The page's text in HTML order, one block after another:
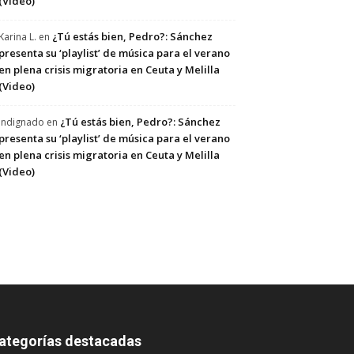
L. en ¿Tú estás bien, Pedro?: Sánchez
su ‘playlist’ de música para el verano
plena crisis migratoria en Ceuta y Melilla
en ¿Tú estás bien, Pedro?: Sánchez
su ‘playlist’ de música para el verano
plena crisis migratoria en Ceuta y Melilla
destacadas